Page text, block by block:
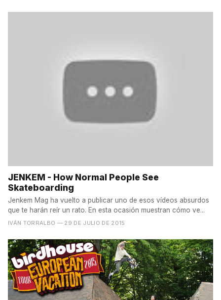
JENKEM - How Normal People See
Skateboarding
Jenkem Mag ha vuelto a publicar uno de esos vídeos absurdos
que te harán reír un rato. En esta ocasión muestran cómo ve...
IVÁN TORRALBO — 29 DE JULIO DE 2015